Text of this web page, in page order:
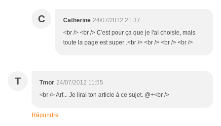
C Catherine 24/07/2012 21:37
<br /> <br /> C'est pour ça que je l'ai choisie, mais
toute la page est super .<br /> <br /> <br /> <br />
T Tmor 24/07/2012 11:55
<br /> Arf... Je lirai ton article à ce sujet. @+<br />
Répondre